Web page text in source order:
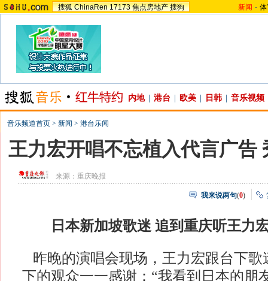
搜狐 ChinaRen 17173 焦点房地产 搜狗 新闻 -
内地 港台 欧美 日韩 音乐视频
音乐频道首页 > 新闻 > 港台乐闻
王力宏开唱不忘植入代言广告
来源： 重庆晚报
我来说两句(0)
日本新加坡歌迷 追到重庆听王力
昨晚的演唱会现场，王力宏跟台下歌
下的观众一一感谢：“我看到日本的朋